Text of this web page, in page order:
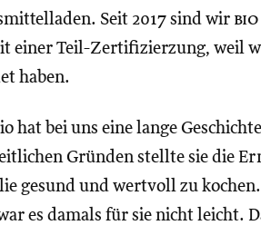
Seit 2017 sind wir
einer Teil-Zertifizierzung, weil
haben.
hat bei uns eine lange
Gründen stellte sie die
gesund und wertvoll zu
es damals für sie nicht leicht.